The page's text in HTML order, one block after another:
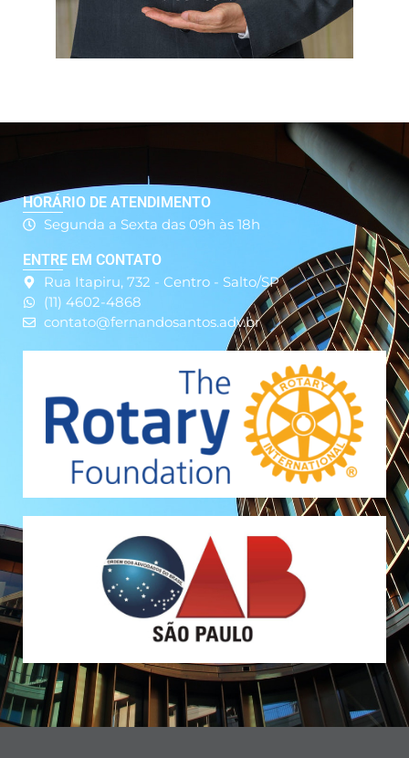
HORÁRIO DE ATENDIMENTO
Segunda a Sexta das 09h às 18h
ENTRE EM CONTATO
Rua Itapiru, 732 - Centro - Salto/SP
(11) 4602-4868
contato@fernandosantos.adv.br